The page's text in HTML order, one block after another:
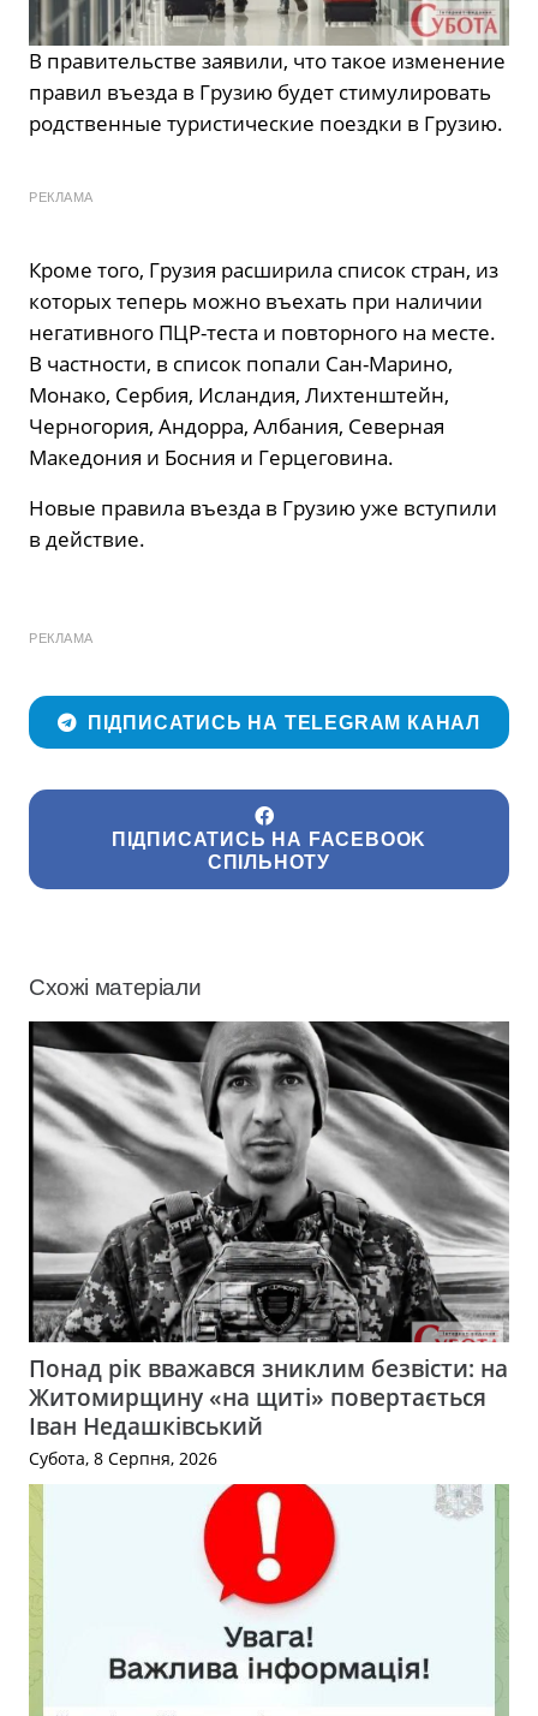
В правительстве заявили, что такое изменение
правил въезда в Грузию будет стимулировать
родственные туристические поездки в Грузию.
РЕКЛАМА
Кроме того, Грузия расширила список стран, из
которых теперь можно въехать при наличии
негативного ПЦР-теста и повторного на месте.
В частности, в список попали Сан-Марино,
Монако, Сербия, Исландия, Лихтенштейн,
Черногория, Андорра, Албания, Северная
Македония и Босния и Герцеговина.
Новые правила въезда в Грузию уже вступили
в действие.
РЕКЛАМА
ПІДПИСАТИСЬ НА TELEGRAM КАНАЛ
ПІДПИСАТИСЬ НА FACEBOOK
СПІЛЬНОТУ
Схожі матеріали
Понад рік вважався зниклим безвісти: на
Житомирщину «на щиті» повертається
Іван Недашківський
Субота, 8 Серпня, 2026